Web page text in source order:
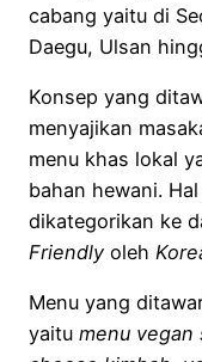
cabang yaitu di
Daegu, Ulsan
Konsep yang
menyajikan
menu khas lokal
bahan hewani.
dikategorikan ke
Friendly oleh
Menu yang
yaitu menu vegan